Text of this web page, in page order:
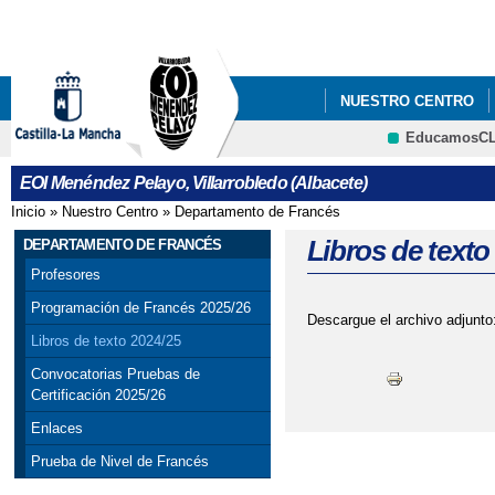
NUESTRO CENTRO
EOI Menéndez Pelayo, Villarrobledo (Albacete)
Se encuentra usted aquí
Inicio » Nuestro Centro » Departamento de Francés
DEPARTAMENTO DE FRANCÉS
Profesores
Programación de Francés 2025/26
Libros de texto 2024/25
Convocatorias Pruebas de
Certificación 2025/26
Enlaces
Prueba de Nivel de Francés
Libros de texto
Descargue el archivo